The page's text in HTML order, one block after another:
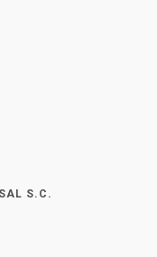
S.C.